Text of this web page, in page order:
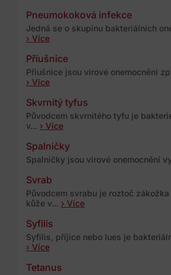
Pneumokoková infekce
Jedná se o skupinu bakteriálních
› Více
Příušnice
Příušnice jsou virové onemocnění
› Více
Skvrnitý tyfus
Původcem skvrnitého tyfu je
v... › Více
Spalničky
Spalničky jsou virové onemocnění
Svrab
Původcem svrabu je roztoč
kůže v... › Více
Syfilis
Syfilis, příjice nebo lues je
› Více
Tetanus